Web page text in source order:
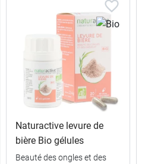
Naturactive levure de
bière Bio gélules
Beauté des ongles et des